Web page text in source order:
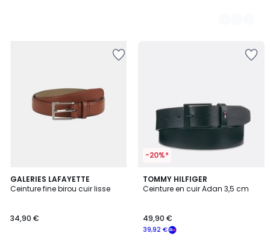
GALERIES LAFAYETTE
Ceinture fine birou cuir lisse
34,90 €
3
Couleurs
-20%*
TOMMY HILFIGER
Ceinture en cuir Adan 3,5 cm
39,92 €
49,90 €